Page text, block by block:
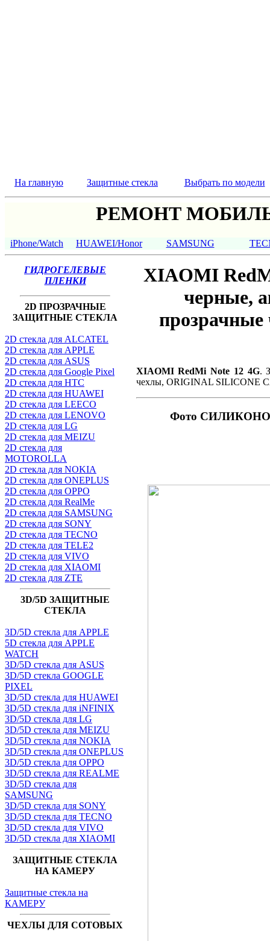
На главную Защитные стекла Выбрать по модели
РЕМОНТ
iPhone/Watch HUAWEI/Honor SAMSUNG
ГИДРОГЕЛЕВЫЕ
ПЛЕНКИ
2D ПРОЗРАЧНЫЕ
ЗАЩИТНЫЕ СТЕКЛА
2D стекла для ALCATEL
2D стекла для APPLE
2D стекла для ASUS
2D стекла для Google Pixel
2D стекла для HTC
2D стекла для HUAWEI
2D стекла для LEECO
2D стекла для LENOVO
2D стекла для LG
2D стекла для MEIZU
2D стекла для
MOTOROLLA
2D стекла для NOKIA
2D стекла для ONEPLUS
2D стекла для OPPO
2D стекла для RealMe
2D стекла для SAMSUNG
2D стекла для SONY
2D стекла для TECNO
2D стекла для TELE2
2D стекла для VIVO
2D стекла для XIAOMI
2D стекла для ZTE
3D/5D ЗАЩИТНЫЕ
СТЕКЛА
3D/5D стекла для APPLE
5D стекла для APPLE
WATCH
3D/5D стекла для ASUS
3D/5D стекла GOOGLE
PIXEL
3D/5D стекла для HUAWEI
3D/5D стекла для iNFINIX
3D/5D стекла для LG
3D/5D стекла для MEIZU
3D/5D стекла для NOKIA
3D/5D стекла для ONEPLUS
3D/5D стекла для OPPO
3D/5D стекла для REALME
3D/5D стекла для
SAMSUNG
3D/5D стекла для SONY
3D/5D стекла для TECNO
3D/5D стекла для VIVO
3D/5D стекла для XIAOMI
ЗАЩИТНЫЕ СТЕКЛА
НА КАМЕРУ
Защитные стекла на
КАМЕРУ
ЧЕХЛЫ ДЛЯ СОТОВЫХ
XIAOMI
черные,
XIAOMI RedMi Note 12 4G.
чехлы, ORIGINAL SILICONE
Фото